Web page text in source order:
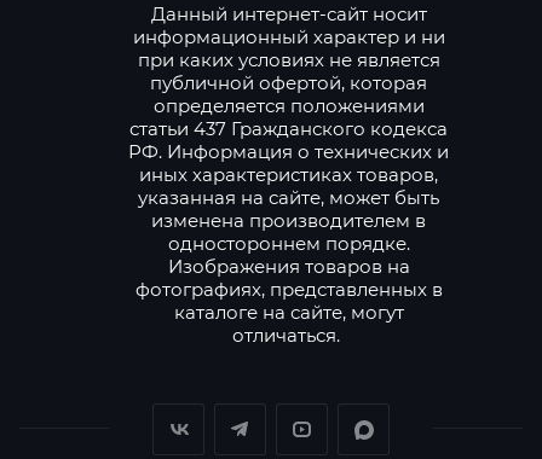
Данный интернет-сайт носит
информационный характер и ни
при каких условиях не является
публичной офертой, которая
определяется положениями
статьи 437 Гражданского кодекса
РФ. Информация о технических и
иных характеристиках товаров,
указанная на сайте, может быть
изменена производителем в
одностороннем порядке.
Изображения товаров на
фотографиях, представленных в
каталоге на сайте, могут
отличаться.